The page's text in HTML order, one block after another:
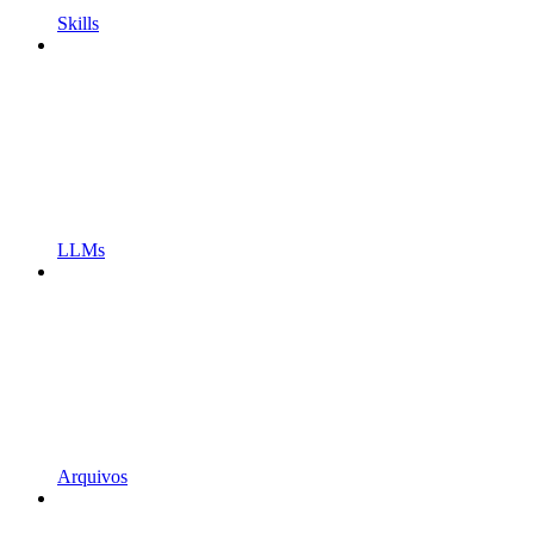
Skills
LLMs
Arquivos